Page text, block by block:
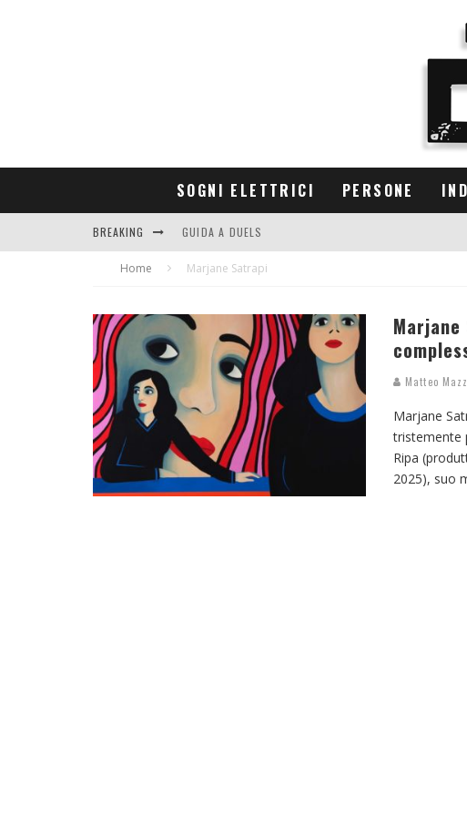
SOGNI ELETTRICI PERSONE
BREAKING GUIDA A DUELS
CONTRIBUTORS
Home Marjane Satrapi
Matteo
Marjane
tristemente
Ripa
2025), suo